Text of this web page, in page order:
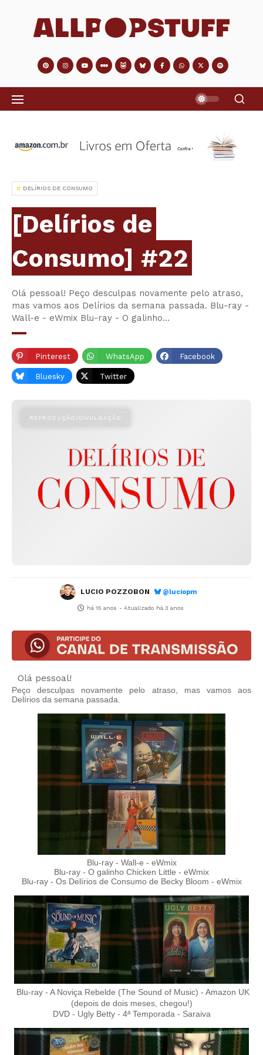
DELÍRIOS DE CONSUMO
[Delírios de
Consumo] #22
Olá pessoal! Peço desculpas novamente pelo atraso,
mas vamos aos Delírios da semana passada. Blu-ray -
Wall-e - eWmix Blu-ray - O galinho…
Pinterest WhatsApp Facebook
Bluesky Twitter
LUCIO POZZOBON @luciopm
há 15 anos - Atualizado há 3 anos
Olá pessoal!
Peço desculpas novamente pelo atraso, mas vamos aos
Delírios da semana passada.
Blu-ray - Wall-e - eWmix
Blu-ray - O galinho Chicken Little - eWmix
Blu-ray - Os Delírios de Consumo de Becky Bloom - eWmix
Blu-ray - A Noviça Rebelde (The Sound of Music) - Amazon UK
(depois de dois meses, chegou!)
DVD - Ugly Betty - 4ª Temporada - Saraiva